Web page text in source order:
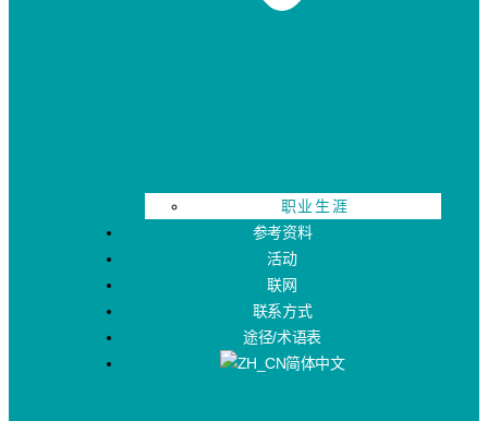
职业生涯
参考资料
活动
联网
联系方式
途径/术语表
简体中文